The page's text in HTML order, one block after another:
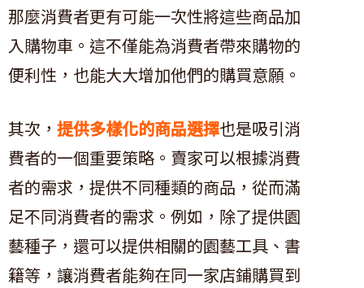
那麼消費者更有可能一次性將這些商品加
入購物車。這不僅能為消費者帶來購物的
便利性，也能大大增加他們的購買意願。
其次， 提供多樣化的商品選擇也是吸引消
費者的一個重要策略。賣家可以根據消費
者的需求，提供不同種類的商品，從而滿
足不同消費者的需求。例如，除了提供園
藝種子，還可以提供相關的園藝工具、書
籍等，讓消費者能夠在同一家店鋪購買到